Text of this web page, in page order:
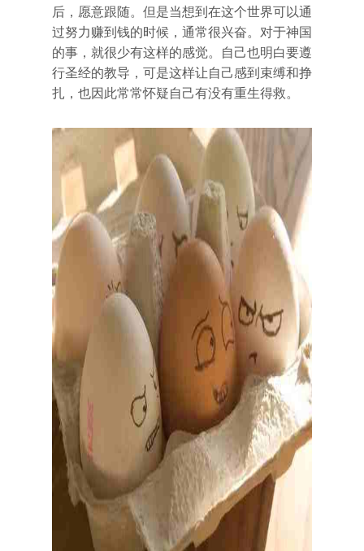
后，愿意跟随。但是当想到在这个世界可以通
过努力赚到钱的时候，通常很兴奋。对于神国
的事，就很少有这样的感觉。自己也明白要遵
行圣经的教导，可是这样让自己感到束缚和挣
扎，也因此常常怀疑自己有没有重生得救。